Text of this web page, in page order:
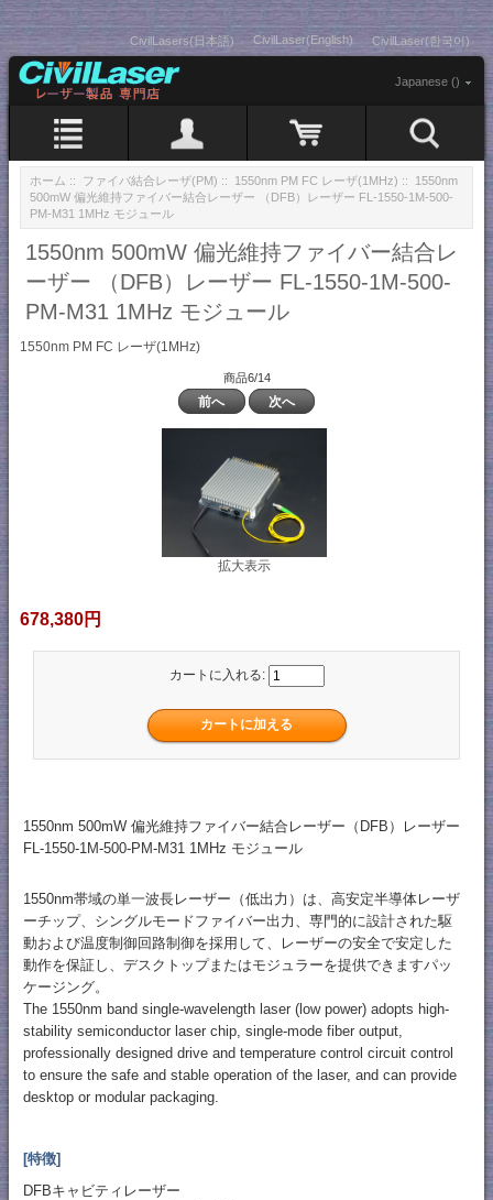
CivilLasers(日本語) CivilLaser(English) CivilLaser(한국어)
Japanese ()
ホーム :: ファイバ結合レーザ(PM) :: 1550nm PM FC レーザ(1MHz) :: 1550nm
500mW 偏光維持ファイバー結合レーザー （DFB）レーザー FL-1550-1M-500-
PM-M31 1MHz モジュール
1550nm 500mW 偏光維持ファイバー結合レ
ーザー （DFB）レーザー FL-1550-1M-500-
PM-M31 1MHz モジュール
1550nm PM FC レーザ(1MHz)
商品6/14
前へ 次へ
拡大表示
678,380円
カートに入れる:
1550nm 500mW 偏光維持ファイバー結合レーザー（DFB）レーザー
FL-1550-1M-500-PM-M31 1MHz モジュール
1550nm帯域の単一波長レーザー（低出力）は、高安定半導体レーザ
ーチップ、シングルモードファイバー出力、専門的に設計された駆
動および温度制御回路制御を採用して、レーザーの安全で安定した
動作を保証し、デスクトップまたはモジュラーを提供できますパッ
ケージング。
The 1550nm band single-wavelength laser (low power) adopts high-
stability semiconductor laser chip, single-mode fiber output,
professionally designed drive and temperature control circuit control
to ensure the safe and stable operation of the laser, and can provide
desktop or modular packaging.
[特徴]
DFBキャビティレーザー